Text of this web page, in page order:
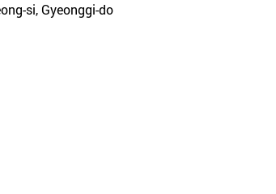
si, Gyeonggi-do